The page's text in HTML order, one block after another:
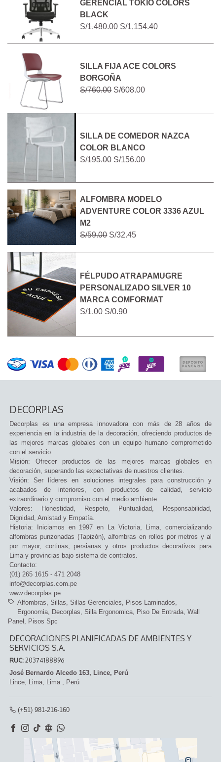
GERENCIAL TOKIO COLORS
BLACK
S/1,480.00S/1,154.40
SILLA FIJA ACE COLORS
BORGOÑA
S/760.00S/608.00
SILLA DE COMEDOR NAZCA
COLOR BLANCO
S/195.00S/156.00
ALFOMBRA MODELO
ADVENTURE COLOR 3336 AZUL
M2
S/59.00S/32.45
FÉLPUDO ATRAPAMUGRE
PERSONALIZADO SILVER 10
MARCA COMFORMAT
S/1.00S/0.90
DECORPLAS
Decorplas es una empresa innovadora con más de 28 años de
experiencia en la industria de la decoración, ofreciendo productos de
las mejores marcas globales con un equipo humano comprometido
con el servicio.
Misión: Ofrecer productos de las mejores marcas globales en
decoración, superando las expectativas de nuestros clientes.
Visión: Ser líderes en soluciones integrales para construcción y
acabados de interiores, con productos de calidad, servicio
extraordinario y compromiso con el medio ambiente.
Valores: Honestidad, Respeto, Puntualidad, Responsabilidad,
Dignidad, Amistad y Empatía.
Historia: Iniciamos en 1997 en La Victoria, Lima, comercializando
alfombras punzonadas (Tapizón), alfombras en rollos por metros y al
por mayor, cortinas, persianas y otros productos decorativos para
Lima y provincias bajo sistema de contratos.
Contacto:
(01) 265 1615 - 471 2048
info@decorplas.com.pe
www.decorplas.pe
Alfombras
Sillas Sillas Gerenciales
Pisos Laminados
Ergonomia
Decorplas Silla Ergonomica Piso De Entrada Wall
Panel
Pisos Spc
DECORACIONES PLANIFICADAS DE AMBIENTES Y
SERVICIOS S.A.
RUC:20374188896
José Bernardo Alcedo 163, Lince, Perú
Lince, Lima, Lima , Perú
(+51) 981-216-160